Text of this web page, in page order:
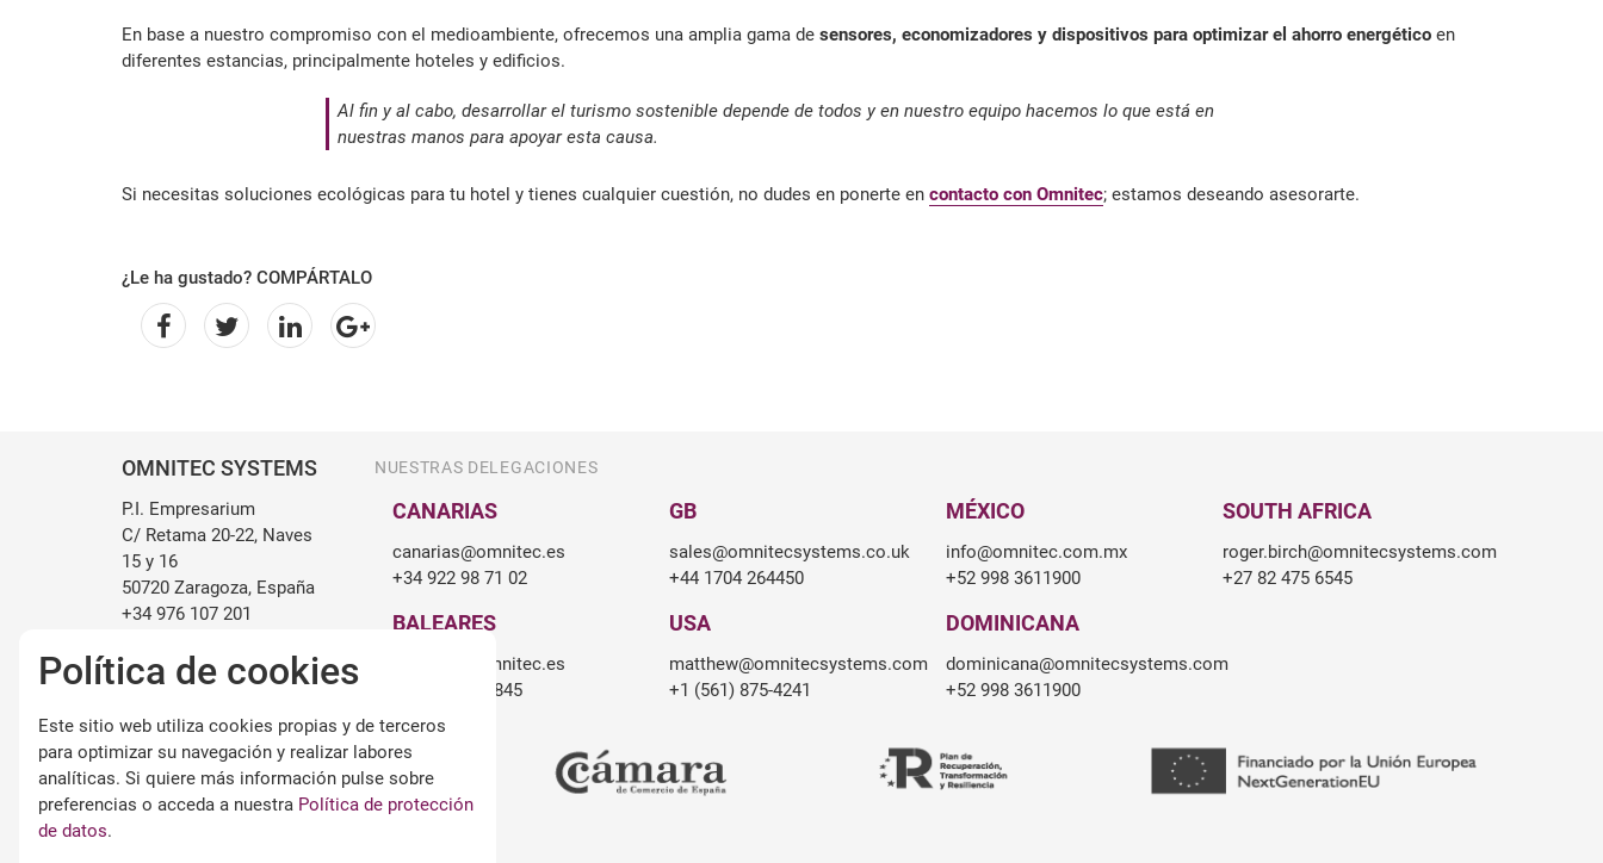
En base a nuestro compromiso con el medioambiente, ofrecemos una amplia gama de sensores, economizadores y dispositivos para optimizar el ahorro energético en
diferentes estancias, principalmente hoteles y edificios.
Al fin y al cabo, desarrollar el turismo sostenible depende de todos y en nuestro equipo hacemos lo que está en
nuestras manos para apoyar esta causa.
Si necesitas soluciones ecológicas para tu hotel y tienes cualquier cuestión, no dudes en ponerte en contacto con Omnitec; estamos deseando asesorarte.
¿Le ha gustado? COMPÁRTALO
OMNITEC SYSTEMS
P.I. Empresarium
C/ Retama 20-22, Naves
15 y 16
50720 Zaragoza, España
+34 976 107 201
NUESTRAS DELEGACIONES
CANARIAS
canarias@omnitec.es
+34 922 98 71 02
BALEARES
baleares@omnitec.es
+34 971 248 845
GB
sales@omnitecsystems.co.uk
+44 1704 264450
USA
matthew@omnitecsystems.com
+1 (561) 875-4241
MÉXICO
info@omnitec.com.mx
+52 998 3611900
DOMINICANA
dominicana@omnitecsystems.com
+52 998 3611900
SOUTH AFRICA
roger.birch@omnitecsystems.com
+27 82 475 6545
Política de cookies
Este sitio web utiliza cookies propias y de terceros
para optimizar su navegación y realizar labores
analíticas. Si quiere más información pulse sobre
preferencias o acceda a nuestra Política de protección
de datos.